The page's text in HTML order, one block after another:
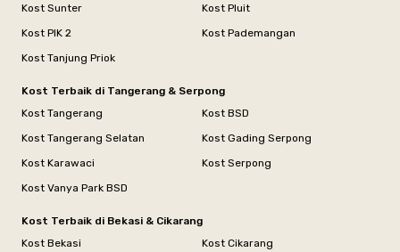
Kost Sunter
Kost Pluit
Kost PIK 2
Kost Pademangan
Kost Tanjung Priok
Kost Terbaik di Tangerang & Serpong
Kost Tangerang
Kost BSD
Kost Tangerang Selatan
Kost Gading Serpong
Kost Karawaci
Kost Serpong
Kost Vanya Park BSD
Kost Terbaik di Bekasi & Cikarang
Kost Bekasi
Kost Cikarang